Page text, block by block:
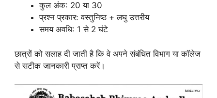
कुल अंक: 20 या 30
प्रश्न प्रकार: वस्तुनिष्ठ + लघु उत्तरीय
समय अवधि: 1 से 2 घंटे
छात्रों को सलाह दी जाती है कि वे अपने संबंधित विभाग या कॉलेज
से सटीक जानकारी प्राप्त करें।